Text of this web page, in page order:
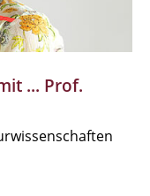
... Prof.